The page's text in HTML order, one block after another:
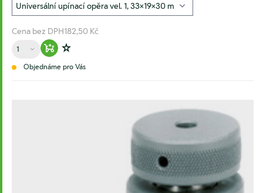
Cena bez DPH182,50 Kč
Množství
Warenkorb hinzufügen
Zur Wunschliste hinzufügen
Objednáme pro Vás